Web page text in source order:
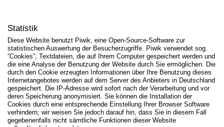
Statistik
Diese Website benutzt Piwik, eine Open-Source-Software zur
statistischen Auswertung der Besucherzugriffe. Piwik verwendet sog.
“Cookies”, Textdateien, die auf Ihrem Computer gespeichert werden und
die eine Analyse der Benutzung der Website durch Sie ermöglichen. Die
durch den Cookie erzeugten Informationen über Ihre Benutzung dieses
Internetangebotes werden auf dem Server des Anbieters in Deutschland
gespeichert. Die IP-Adresse wird sofort nach der Verarbeitung und vor
deren Speicherung anonymisiert. Sie können die Installation der
Cookies durch eine entsprechende Einstellung Ihrer Browser Software
verhindern; wir weisen Sie jedoch darauf hin, dass Sie in diesem Fall
gegebenenfalls nicht sämtliche Funktionen dieser Website